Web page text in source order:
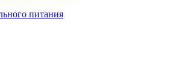
питания